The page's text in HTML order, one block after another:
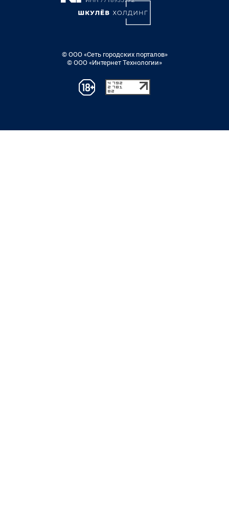
© ООО «Сеть городских порталов»
© ООО «Интернет Технологии»